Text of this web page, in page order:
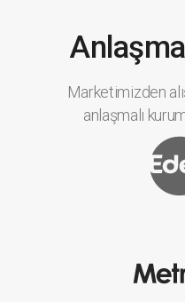
Marketimizden
anlaşmalı